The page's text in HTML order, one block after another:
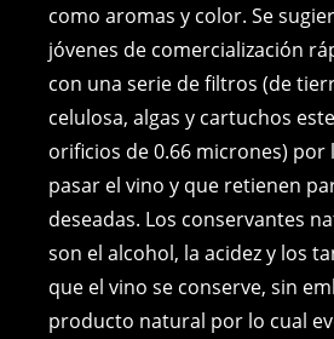
como aromas y color. Se
jóvenes de comercialización
con una serie de filtros (de
celulosa, algas y cartuchos
orificios de 0.66 micrones) por
pasar el vino y que retienen
deseadas. Los conservantes
son el alcohol, la acidez y los
que el vino se conserve, sin
producto natural por lo cual